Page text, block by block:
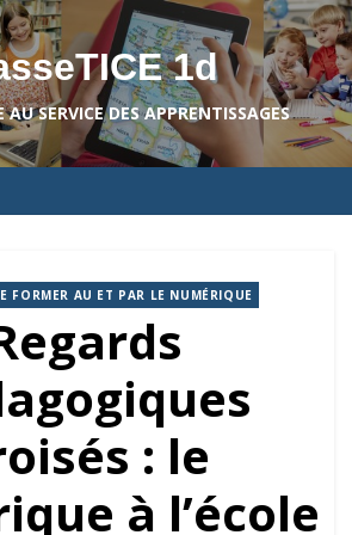
1d
AU SERVICE DES APPRENTISSAGES
FORMER AU ET PAR LE NUMÉRIQUE
: le
à l’école